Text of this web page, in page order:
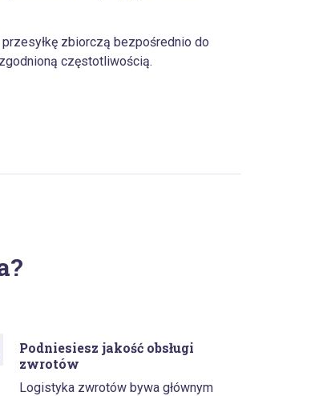
zbiorczą bezpośrednio do
częstotliwością.
Podniesiesz jakość obsługi
zwrotów
Logistyka zwrotów bywa głównym